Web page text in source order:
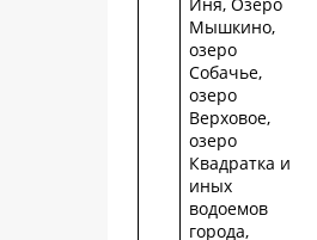
Мышкино,
озеро
Собачье,
озеро
Верховое,
озеро
Квадратка и
иных
водоемов
города,